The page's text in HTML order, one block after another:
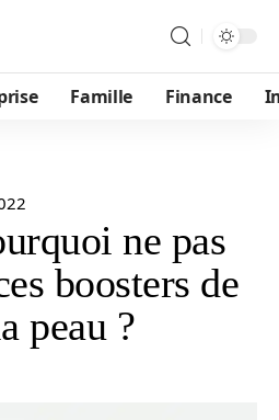
Famille Finance
ne pas
boosters de
peau ?